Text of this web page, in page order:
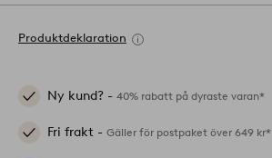
Produktdeklaration
Ny kund? - 40% rabatt på dyraste varan*
Fri frakt - Gäller för postpaket över 649 kr*